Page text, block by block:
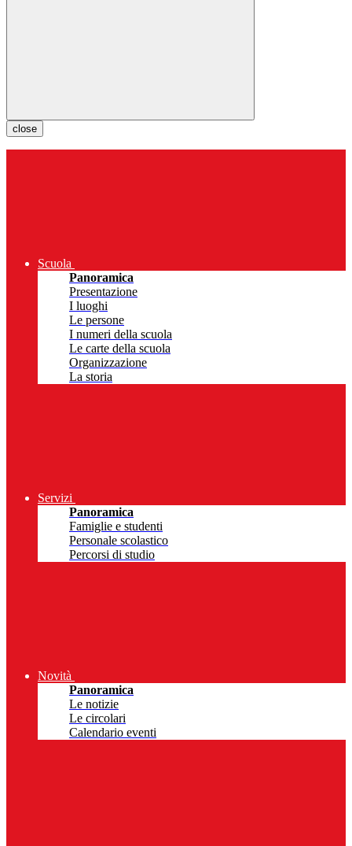
close
Scuola
Panoramica
Presentazione
I luoghi
Le persone
I numeri della scuola
Le carte della scuola
Organizzazione
La storia
Servizi
Panoramica
Famiglie e studenti
Personale scolastico
Percorsi di studio
Novità
Panoramica
Le notizie
Le circolari
Calendario eventi